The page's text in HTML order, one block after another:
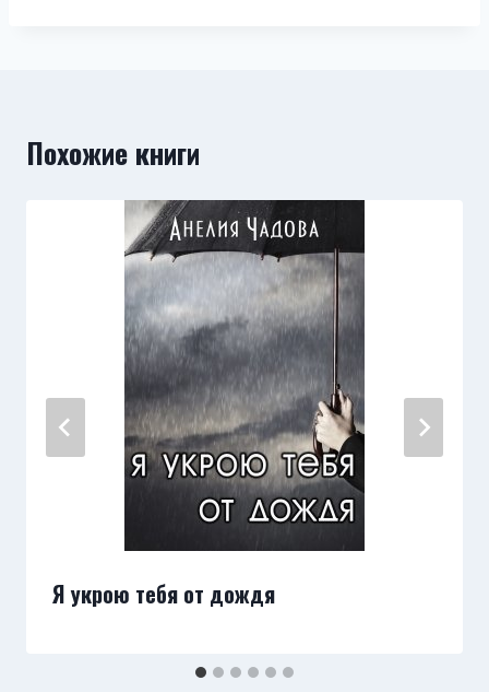
Похожие книги
Я укрою тебя от дождя